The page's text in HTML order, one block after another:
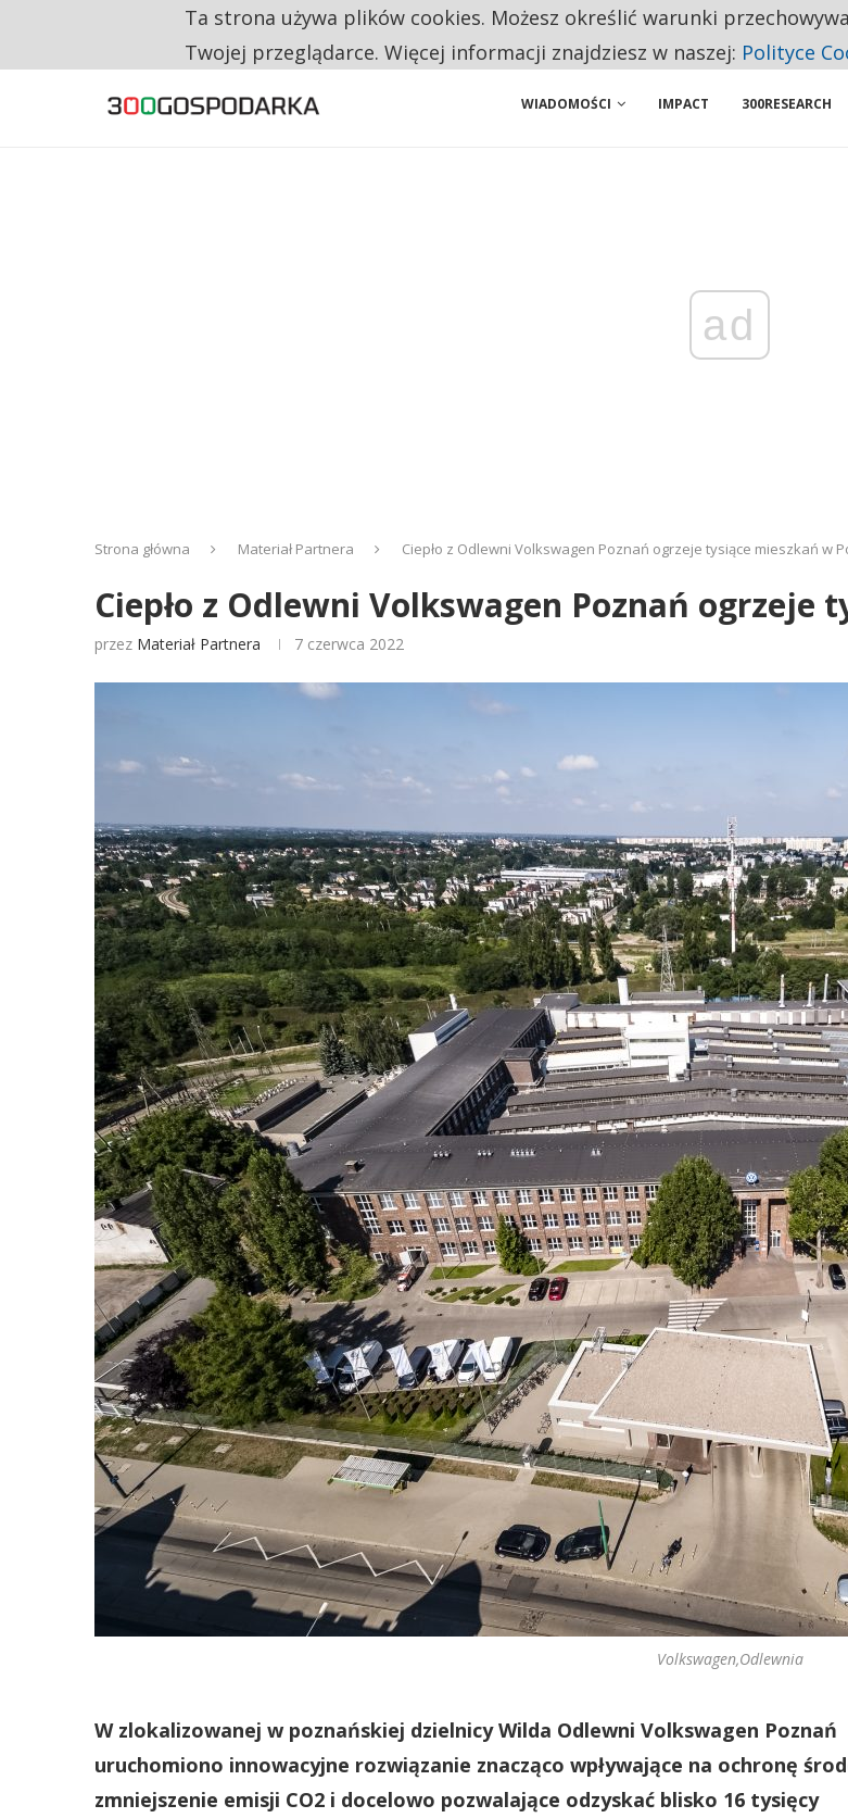
RESTRYKCJE CHIN UDERZAJĄ W EUROPEJSKI PRZEMYSŁ. NA LIŚCIE SĄ DWA PODMIOTY Z POLSKI
CO TRZECIĄ ZŁOTÓWKĘ Z EMERYTURY SENIORZY PRZEZNACZAJĄ NA PODSTAWOWE ZAKUPY
WIADOMOŚCI IMPACT 300RESEARCH
ad
Strona główna Materiał Partnera Ciepło z Odlewni Volkswagen Poznań ogrzeje tysiące mieszkań w
Ciepło z Odlewni Volkswagen Poznań ogrzeje
przez Materiał Partnera 7 czerwca 2022
Volkswagen,Odlewnia
W zlokalizowanej w poznańskiej dzielnicy Wilda Odlewni Volkswagen Poznań
uruchomiono innowacyjne rozwiązanie znacząco wpływające na ochronę
zmniejszenie emisji CO2 i docelowo pozwalające odzyskać blisko 16 tysięcy
Ta strona używa plików cookies. Możesz określić warunki
Twojej przeglądarce. Więcej informacji znajdziesz w naszej: Polityce